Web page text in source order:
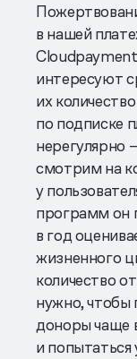
в нашей
интересуют
их
по подписке
нерегулярно
смотрим на
у
программ он
в год
жизненного
количество
нужно, чтобы
доноры чаще
и